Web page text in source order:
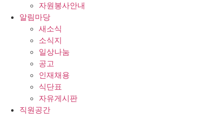
자원봉사안내
알림마당
새소식
소식지
일상나눔
공고
인재채용
식단표
자유게시판
직원공간